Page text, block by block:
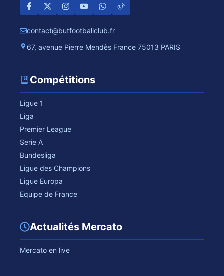
contact@butfootballclub.fr
67, avenue Pierre Mendès France 75013 PARIS
Compétitions
Ligue 1
Liga
Premier League
Serie A
Bundesliga
Ligue des Champions
Ligue Europa
Equipe de France
Actualités Mercato
Mercato en live